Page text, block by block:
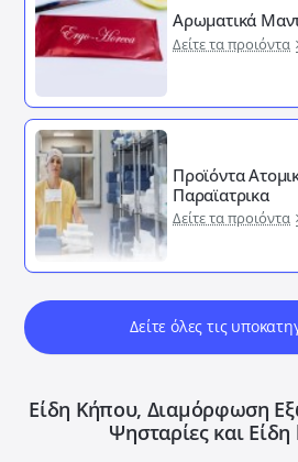
Αρωματικά
Δείτε τα προιόντα
Προϊόντα
Παραϊατρικα
Δείτε τα προιόντα
Δείτε όλες τις
Είδη Κήπου, Διαμόρφωση
Ψησταρίες και